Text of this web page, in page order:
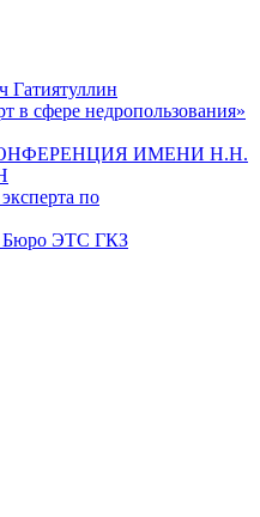
Гатиятуллин
в сфере недропользования»
ИМЕНИ Н.Н.
по
Бюро ЭТС ГКЗ